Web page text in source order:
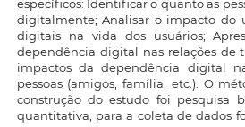
específicos: Identificar o quanto as
digitalmente; Analisar o impacto do
digitais na vida dos usuários;
dependência digital nas relações de
impactos da dependência digital
pessoas (amigos, família, etc.). O
construção do estudo foi pesquisa
quantitativa, para a coleta de dados